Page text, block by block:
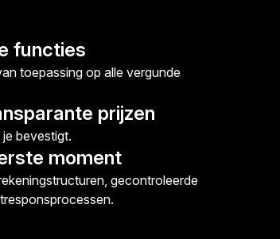
functies
toepassing op alle vergunde
prijzen
bevestigt.
moment
gecontroleerde